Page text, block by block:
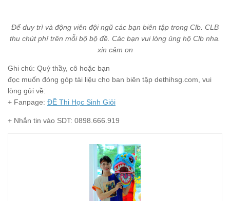
Để duy trì và động viên đội ngũ các bạn biên tập trong Clb. CLB
thu chút phí trên mỗi bộ bộ đề. Các bạn vui lòng ủng hộ Clb nha.
xin cảm ơn
Ghi chú: Quý thầy, cô hoặc bạn
đọc muốn đóng góp tài liệu cho ban biên tập dethihsg.com, vui
lòng gửi về:
+ Fanpage: ĐỀ Thi Học Sinh Giỏi
+ Nhắn tin vào SDT: 0898.666.919